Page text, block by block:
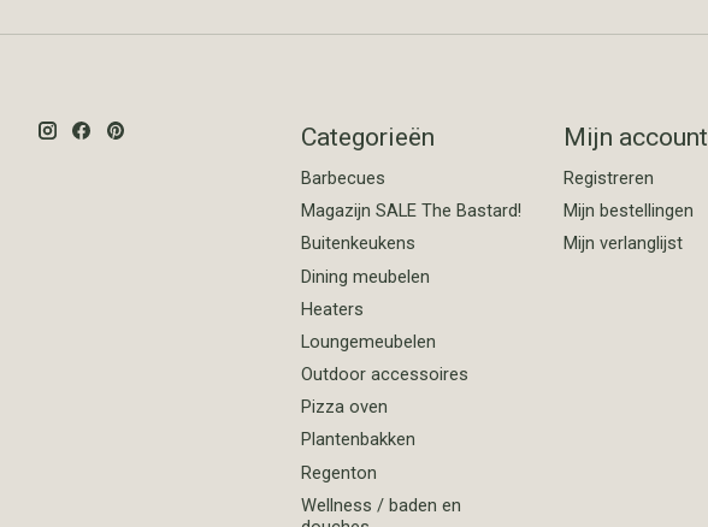
Categorieën
Barbecues
Magazijn SALE The Bastard!
Buitenkeukens
Dining meubelen
Heaters
Loungemeubelen
Outdoor accessoires
Pizza oven
Plantenbakken
Regenton
Wellness / baden en
Mijn account
Registreren
Mijn bestellingen
Mijn verlanglijst